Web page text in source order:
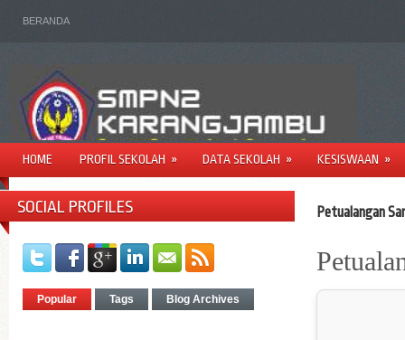
BERANDA
HOME PROFIL SEKOLAH » DATA SEKOLAH » KESISWAAN »
SOCIAL PROFILES
Popular Tags Blog Archives
Petualangan